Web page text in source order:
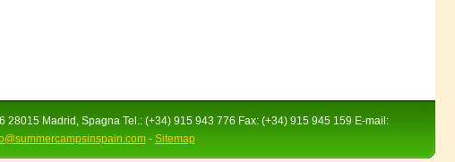
28015 Madrid, Spagna Tel.: (+34) 915 943 776 Fax: (+34) 915 945 159 E-mail:
- Sitemap